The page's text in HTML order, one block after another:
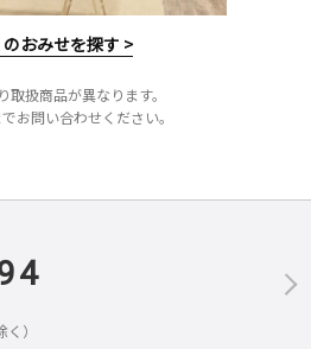
のおみせを探す >
扱商品が異なります。
お問い合わせください。
）